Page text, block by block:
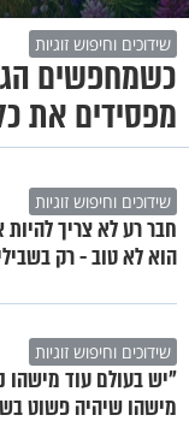
שידוכים וחיפוש זוגיות
כשמחפשים
מפסידים את
שידוכים וחיפוש זוגיות
חבר רע לא צריך
הוא לא טוב - רק
שידוכים וחיפוש זוגיות
"יש בעולם עוד מישהו
מישהו שיהיה פשוט